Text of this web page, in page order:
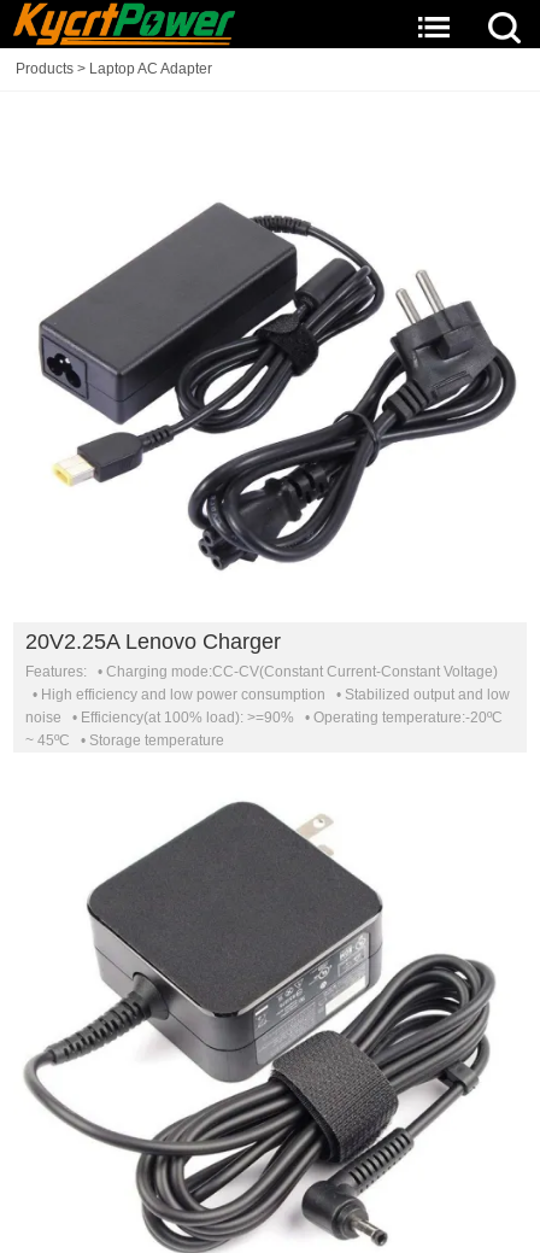
Products > Laptop AC Adapter
20V2.25A Lenovo Charger
Features: • Charging mode:CC-CV(Constant Current-Constant Voltage)
• High efficiency and low power consumption • Stabilized output and low
noise • Efficiency(at 100% load): >=90% • Operating temperature:-20ºC
~ 45ºC • Storage temperature